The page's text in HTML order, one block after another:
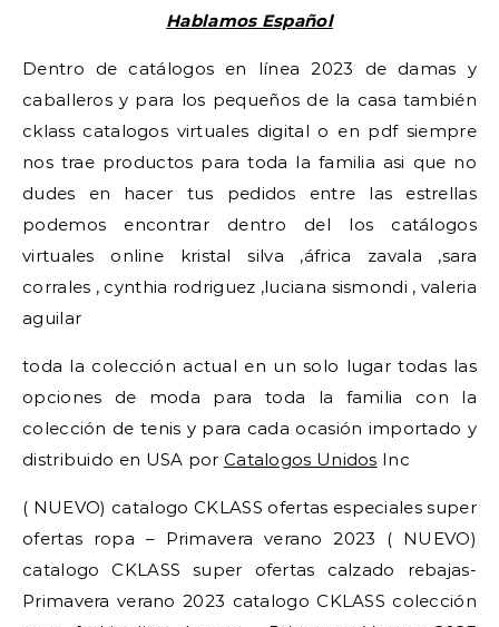
Hablamos Español
Dentro de catálogos en línea 2023 de damas y
caballeros y para los pequeños de la casa también
cklass catalogos virtuales digital o en pdf siempre
nos trae productos para toda la familia asi que no
dudes en hacer tus pedidos entre las estrellas
podemos encontrar dentro del los catálogos
virtuales online kristal silva ,áfrica zavala ,sara
corrales , cynthia rodriguez ,luciana sismondi , valeria
aguilar
toda la colección actual en un solo lugar todas las
opciones de moda para toda la familia con la
colección de tenis y para cada ocasión importado y
distribuido en USA por Catalogos Unidos Inc
( NUEVO) catalogo CKLASS ofertas especiales super
ofertas ropa – Primavera verano 2023 ( NUEVO)
catalogo CKLASS super ofertas calzado rebajas-
Primavera verano 2023 catalogo CKLASS colección